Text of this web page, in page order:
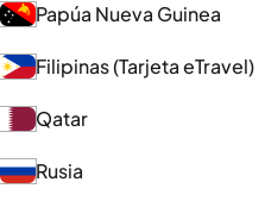
Papúa Nueva Guinea
Filipinas (Tarjeta eTravel)
Qatar
Rusia